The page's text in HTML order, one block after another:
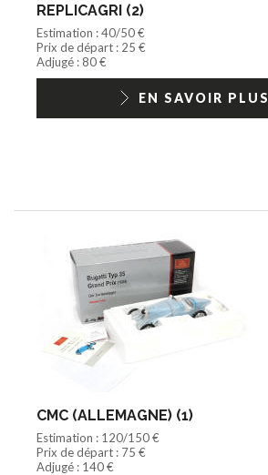
REPLICAGRI (2)
Estimation : 40/50 €
Prix de départ : 25 €
Adjugé : 80 €
EN SAVOIR PLUS
CMC (ALLEMAGNE) (1)
Estimation : 120/150 €
Prix de départ : 75 €
Adjugé : 140 €